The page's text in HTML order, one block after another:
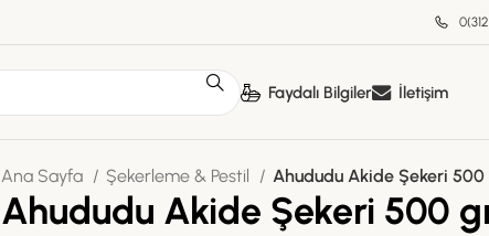
Faydalı Bilgiler İletişim
Ana Sayfa Şekerleme & Pestil Ahududu Akide Şekeri
Ahududu Akide Şekeri 500